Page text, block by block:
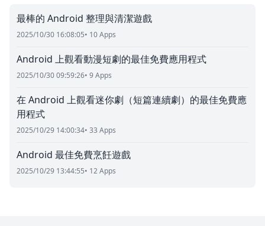
最棒的 Android 整理與清潔遊戲
2025/10/30 16:08:05• 10 Apps
Android 上觀看動漫短劇的最佳免費應用程式
2025/10/30 09:59:26• 9 Apps
在 Android 上觀看迷你劇（短篇連續劇）的最佳免費應
用程式
2025/10/29 14:00:34• 33 Apps
Android 最佳免費烹飪遊戲
2025/10/29 13:44:55• 12 Apps